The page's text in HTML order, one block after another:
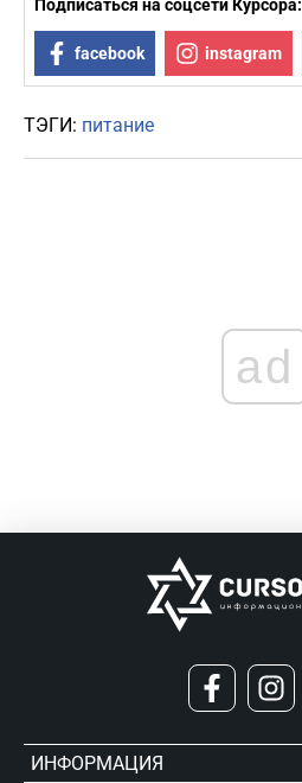
Подписаться на соцсети Курсора:
facebook instagram
ТЭГИ: питание
ad
ИНФОРМАЦИЯ